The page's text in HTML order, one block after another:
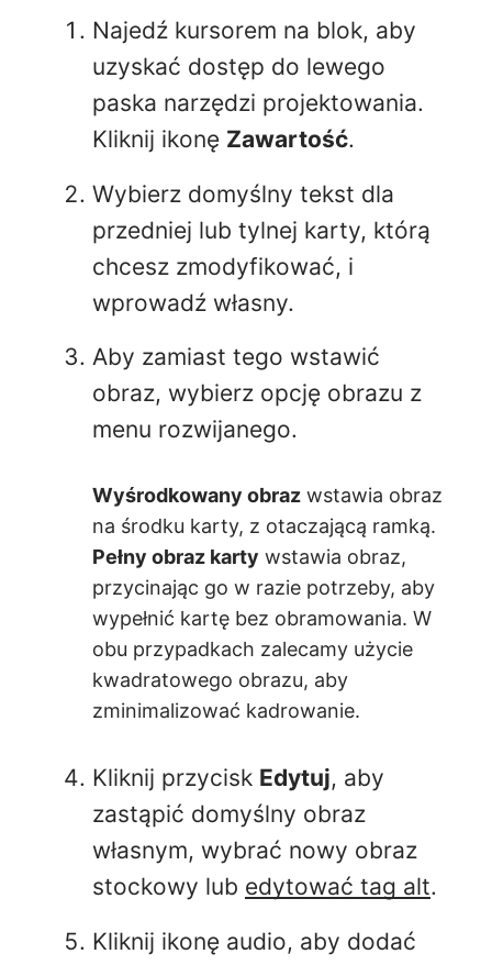
Najedź kursorem na blok, aby
uzyskać dostęp do lewego
paska narzędzi projektowania.
Kliknij ikonę Zawartość.
Wybierz domyślny tekst dla
przedniej lub tylnej karty, którą
chcesz zmodyfikować, i
wprowadź własny.
Aby zamiast tego wstawić
obraz, wybierz opcję obrazu z
menu rozwijanego.
Wyśrodkowany obraz wstawia obraz
na środku karty, z otaczającą ramką.
Pełny obraz karty wstawia obraz,
przycinając go w razie potrzeby, aby
wypełnić kartę bez obramowania. W
obu przypadkach zalecamy użycie
kwadratowego obrazu, aby
zminimalizować kadrowanie.
Kliknij przycisk Edytuj, aby
zastąpić domyślny obraz
własnym, wybrać nowy obraz
stockowy lub edytować tag alt.
Kliknij ikonę audio, aby dodać